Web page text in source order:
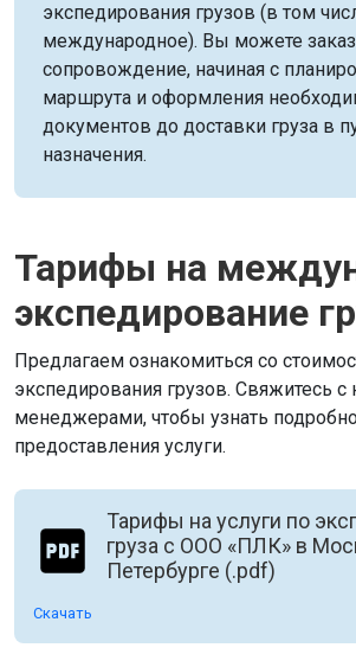
экспедирования грузов (в том
международное). Вы можете
сопровождение, начиная с
маршрута и оформления
документов до доставки груза в
назначения.
Тарифы на
экспедирование
Предлагаем ознакомиться со
экспедирования грузов. Свяжитесь
менеджерами, чтобы узнать
предоставления услуги.
Тарифы на услуги по
груза с ООО «ПЛК» в
Петербурге (.pdf)
Скачать